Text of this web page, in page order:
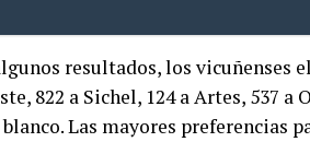
resultados, los vicuñenses
822 a Sichel, 124 a Artes, 537
Las mayores preferencias